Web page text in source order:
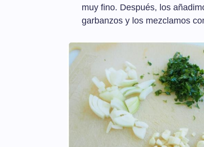
muy fino. Después, los
garbanzos y los mezclamos